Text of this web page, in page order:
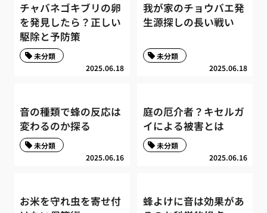
チャバネゴキブリの卵
を発見したら？正しい
駆除と予防策
2025.06.18
未分類
我が家のチョウバエ発
生源探しの長い戦い
2025.06.18
未分類
音の種類で蜂の反応は
変わるのか探る
2025.06.16
未分類
庭の厄介者？キセルガ
イによる被害とは
2025.06.16
未分類
お米を守れ虫を寄せ付
蜂よけに音は効果があ